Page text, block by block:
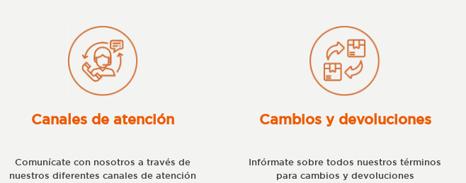
Canales de atención
Comunícate con nosotros a través de
nuestros diferentes canales de atención
Cambios y devoluciones
Infórmate sobre todos nuestros términos
para cambios y devoluciones